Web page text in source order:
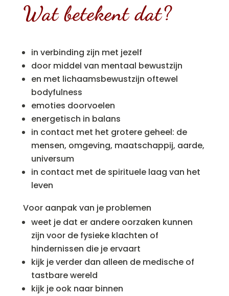
Wat betekent dat?
in verbinding zijn met jezelf
door middel van mentaal bewustzijn
en met lichaamsbewustzijn oftewel
bodyfulness
emoties doorvoelen
energetisch in balans
in contact met het grotere geheel: de
mensen, omgeving, maatschappij, aarde,
universum
in contact met de spirituele laag van het
leven
Voor aanpak van je problemen
weet je dat er andere oorzaken kunnen
zijn voor de fysieke klachten of
hindernissen die je ervaart
kijk je verder dan alleen de medische of
tastbare wereld
kijk je ook naar binnen